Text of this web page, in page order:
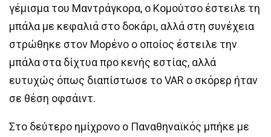
γέμισμα του Μαντράγκορα, ο Κομούτσο έστειλε τη
μπάλα με κεφαλιά στο δοκάρι, αλλά στη συνέχεια
στρώθηκε στον Μορένο ο οποίος έστειλε την
μπάλα στα δίχτυα προ κενής εστίας, αλλά
ευτυχώς όπως διαπίστωσε το VAR ο σκόρερ ήταν
σε θέση οφσάιντ.
Στο δεύτερο ημίχρονο ο Παναθηναϊκός μπήκε με